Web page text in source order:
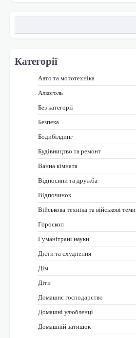
записами
Категорії
Авто та мототехніка
Алкоголь
Без категорії
Безпека
Бодибілдинг
Будівництво та ремонт
Ванна кімната
Відносини та дружба
Відпочинок
Військова техніка та військові теми
Гороскоп
Гуманітрані науки
Дієти та схуднення
Дім
Діти
Домашнє господарство
Домашні улюбленці
Домашній затишок